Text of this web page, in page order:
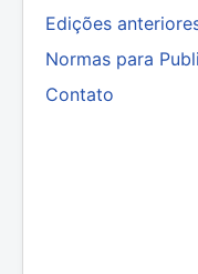
Edições
Normas para
Contato